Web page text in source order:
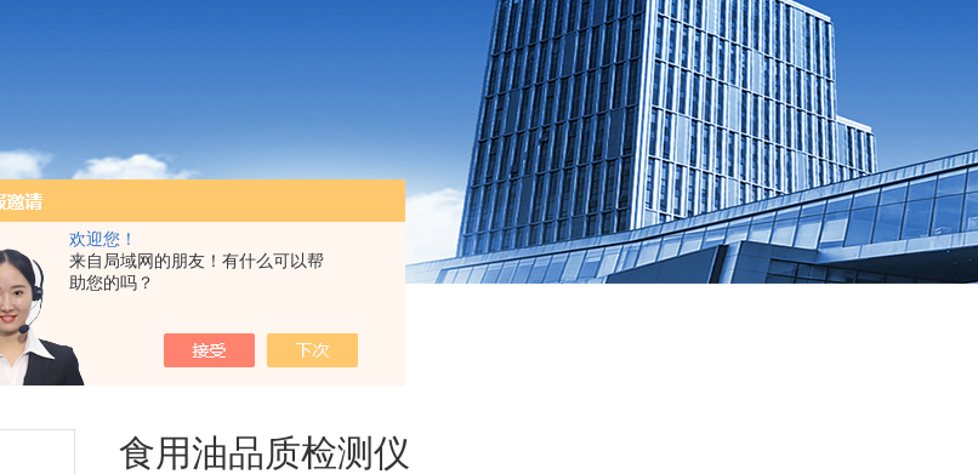
欢迎您！
来自局域网的朋友！有什么可以帮
助您的吗？
12A食用油品质检测仪
食用油品质检测仪